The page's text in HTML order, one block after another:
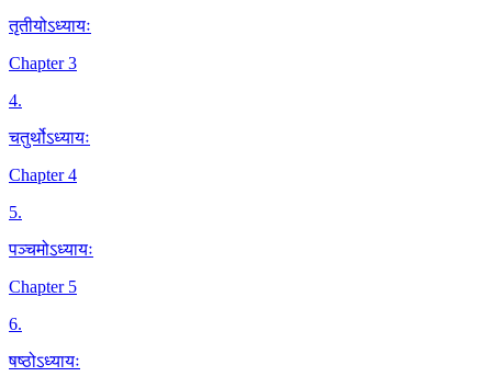
तृतीयोऽध्यायः
Chapter 3
4.
चतुर्थोऽध्यायः
Chapter 4
5.
पञ्चमोऽध्यायः
Chapter 5
6.
षष्ठोऽध्यायः